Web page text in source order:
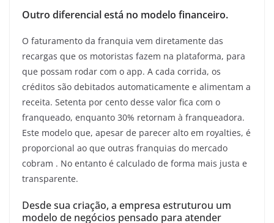
Outro diferencial está no modelo financeiro.
O faturamento da franquia vem diretamente das
recargas que os motoristas fazem na plataforma, para
que possam rodar com o app. A cada corrida, os
créditos são debitados automaticamente e alimentam a
receita. Setenta por cento desse valor fica com o
franqueado, enquanto 30% retornam à franqueadora.
Este modelo que, apesar de parecer alto em royalties, é
proporcional ao que outras franquias do mercado
cobram . No entanto é calculado de forma mais justa e
transparente.
Desde sua criação, a empresa estruturou um
modelo de negócios pensado para atender